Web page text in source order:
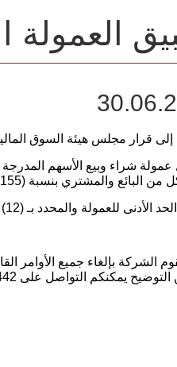
العمولة
قرار مجلس هيئة السوق المالية بتاريخ 26/06/2016م
والمشتري بنسبة (0.00155) مائة وخمسة وخمسون في المائة ألف؛
يمكنكم التواصل على 8001242442.